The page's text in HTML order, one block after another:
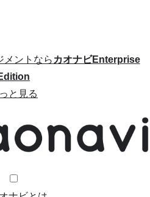
メントならカオナビEnterprise
と見る